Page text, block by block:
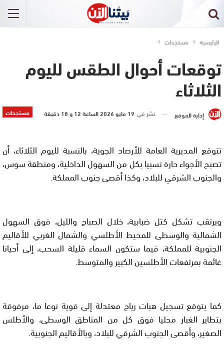
الرئيسية مستجدات
توقعات أحوال الطقس لليوم
الثلاثاء
مستجدات إدارة الموقع نشر في 19 مايو 2026 الساعة 12 و 18 دقيقة
تتوقع المديرية العامة للأرصاد الجوية، بالنسبة لليوم الثلاثاء، أن
تصبح الأجواء حارة نسبيا بكل من السهول الداخلية، ومنطقة سوس،
والجنوب الشرقي للبلاد، وكذا أقصى جنوب المملكة.
ويرتقب تشكل كتل ضبابية، خلال الصباح والليل، فوق السهول
الشمالية والوسطى للمحيط الأطلسي والشمال الغربي للأقاليم
الجنوبية للمملكة، فيما ستكون السماء قليلة السحب، إلى أحيانا
غائمة بمرتفعات الأطلسين الكبير والمتوسط.
كما يتوقع تسجيل هبات رياح معتدلة إلى قوية نوعا ما، مرفوقة
بتطاير الغبار محليا فوق كل من المناطق الوسطى، والأطلس
الصغير، وأقصى الجنوب الشرقي للبلاد، وبالأقاليم الجنوبية.